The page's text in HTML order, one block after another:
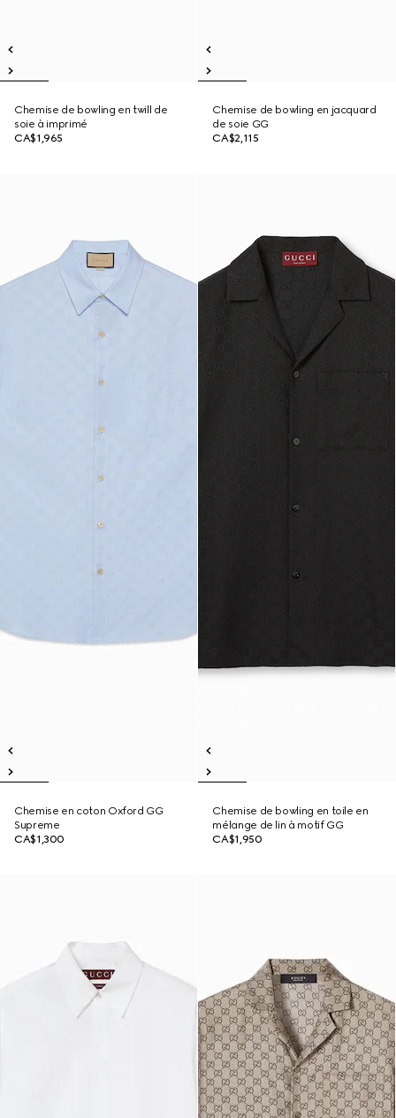
Chemise de bowling en twill de
soie à imprimé
CA$1,965
Chemise de bowling en jacquard
de soie GG
CA$2,115
Chemise en coton Oxford GG
Supreme
CA$1,300
Chemise de bowling en toile en
mélange de lin à motif GG
CA$1,950